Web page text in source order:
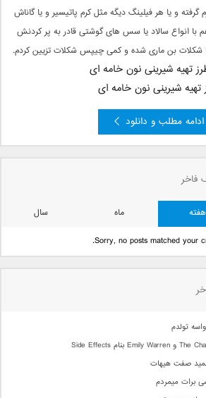
و یا هر فیلینگ دیگه مثل کرم پاتیسیر و یا گاناش
با انواع سالاد یا سس های گوشتی قادر به پر کردنش
شکلات بن ماری شده و کمی چیپس شکلات تزیین کردم.
تهیه شیرینی نون خامه ای
تهیه شیرینی نون خامه ای
ادامه مطلب و دانلود
فاخر
هفته ماه
سال
Sorry, no posts matched your
تولدم
صفت هیهات
برات میمردم